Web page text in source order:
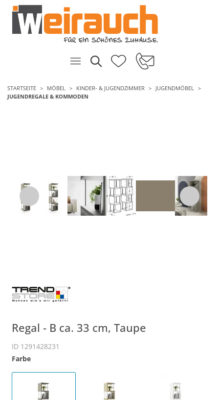
STARTSEITE MÖBEL KINDER- & JUGENDZIMMER
JUGENDMÖBEL
JUGENDREGALE & KOMMODEN
Regal - B ca. 33 cm, Taupe
ID 1291428231
Farbe